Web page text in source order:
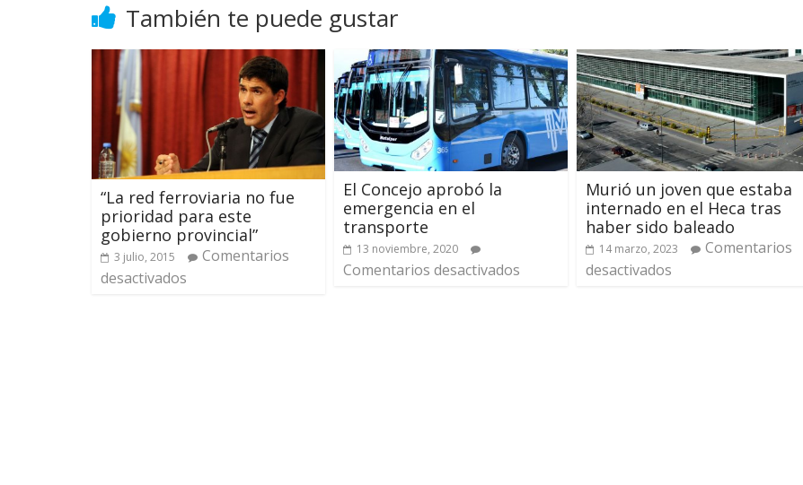
También te puede gustar
“La red ferroviaria no fue
prioridad para este
gobierno provincial”
3 julio, 2015
Comentarios
desactivados
El Concejo aprobó la
emergencia en el
transporte
13 noviembre, 2020
Comentarios desactivados
Murió un joven que estaba
internado en el Heca tras
haber sido baleado
14 marzo, 2023
Comentarios
desactivados